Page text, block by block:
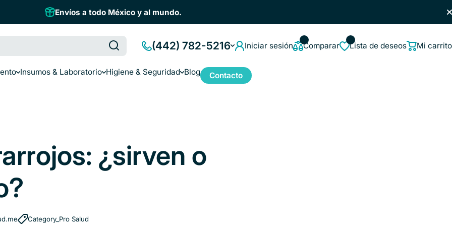
Envíos a todo México y al mundo.
Insumos & Laboratorio Higiene & Seguridad Blog Contacto
(442) 782-5216 Iniciar sesión Comparar Lista de deseos Mi carrito
¿sirven o
Category_Pro Salud